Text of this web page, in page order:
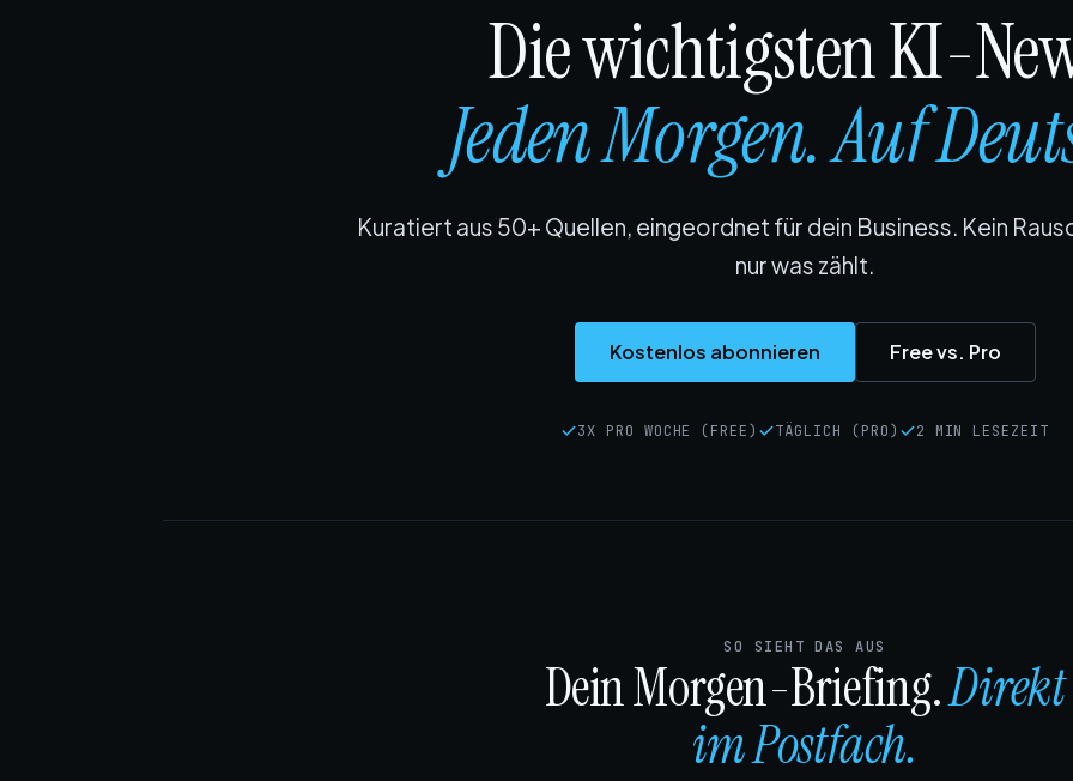
Die wichtigsten KI-
Jeden Morgen. Auf
Kuratiert aus 50+ Quellen, eingeordnet für dein Business. Kein
nur was zählt.
Kostenlos abonnieren Free vs. Pro
3X PRO WOCHE (FREE) TÄGLICH (PRO) 2 MIN LESEZEIT
SO SIEHT DAS AUS
Dein Morgen-Briefing.Direkt
im Postfach.